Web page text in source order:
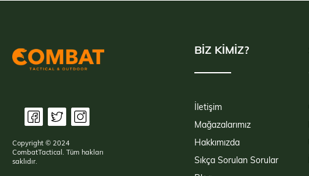
BİZ KİMİZ?
İletişim
Mağazalarımız
Hakkımızda
Sıkça Sorulan Sorular
Copyright © 2024
CombatTactical. Tüm hakları
saklıdır.